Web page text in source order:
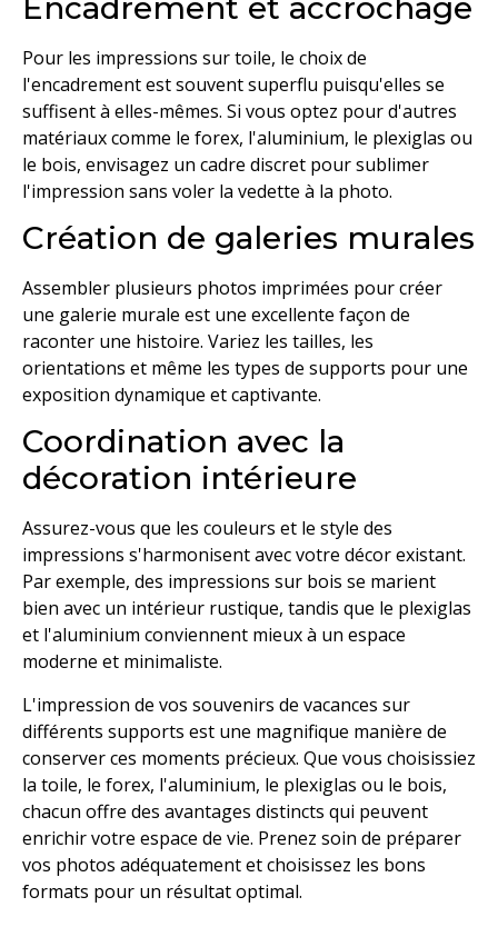
Pour les impressions sur toile, le choix de
l'encadrement est souvent superflu puisqu'elles se
suffisent à elles-mêmes. Si vous optez pour d'autres
matériaux comme le forex, l'aluminium, le plexiglas ou
le bois, envisagez un cadre discret pour sublimer
l'impression sans voler la vedette à la photo.
Création de galeries murales
Assembler plusieurs photos imprimées pour créer
une galerie murale est une excellente façon de
raconter une histoire. Variez les tailles, les
orientations et même les types de supports pour une
exposition dynamique et captivante.
Coordination avec la
décoration intérieure
Assurez-vous que les couleurs et le style des
impressions s'harmonisent avec votre décor existant.
Par exemple, des impressions sur bois se marient
bien avec un intérieur rustique, tandis que le plexiglas
et l'aluminium conviennent mieux à un espace
moderne et minimaliste.
L'impression de vos souvenirs de vacances sur
différents supports est une magnifique manière de
conserver ces moments précieux. Que vous choisissiez
la toile, le forex, l'aluminium, le plexiglas ou le bois,
chacun offre des avantages distincts qui peuvent
enrichir votre espace de vie. Prenez soin de préparer
vos photos adéquatement et choisissez les bons
formats pour un résultat optimal.